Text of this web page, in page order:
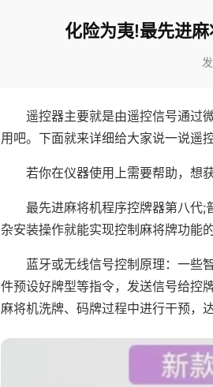
化险为夷!最先进
遥控器主要就是由遥控信号通过
用吧。下面就来详细给大家说一说遥
若你在仪器使用上需要帮助，想
最先进麻将机程序控牌器第八代;
杂安装操作就能实现控制麻将牌功能
蓝牙或无线信号控制原理：一些
件预设好牌型等指令，发送信号给控
麻将机洗牌、码牌过程中进行干预，